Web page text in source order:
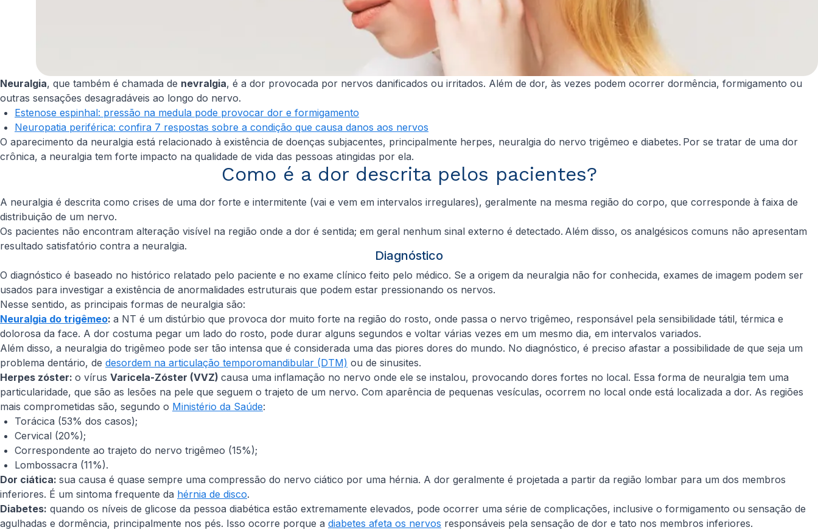
Neuralgia, que também é chamada de nevralgia, é a dor provocada por nervos danificados ou irritados. Além de dor, às vezes podem ocorrer dormência, formigamento ou
outras sensações desagradáveis ao longo do nervo.
Estenose espinhal: pressão na medula pode provocar dor e formigamento
Neuropatia periférica: confira 7 respostas sobre a condição que causa danos aos nervos
O aparecimento da neuralgia está relacionado à existência de doenças subjacentes, principalmente herpes, neuralgia do nervo trigêmeo e diabetes. Por se tratar de uma dor
crônica, a neuralgia tem forte impacto na qualidade de vida das pessoas atingidas por ela.
Como é a dor descrita pelos pacientes?
A neuralgia é descrita como crises de uma dor forte e intermitente (vai e vem em intervalos irregulares), geralmente na mesma região do corpo, que corresponde à faixa de
distribuição de um nervo.
Os pacientes não encontram alteração visível na região onde a dor é sentida; em geral nenhum sinal externo é detectado. Além disso, os analgésicos comuns não apresentam
resultado satisfatório contra a neuralgia.
Diagnóstico
O diagnóstico é baseado no histórico relatado pelo paciente e no exame clínico feito pelo médico. Se a origem da neuralgia não for conhecida, exames de imagem podem ser
usados para investigar a existência de anormalidades estruturais que podem estar pressionando os nervos.
Nesse sentido, as principais formas de neuralgia são:
Neuralgia do trigêmeo: a NT é um distúrbio que provoca dor muito forte na região do rosto, onde passa o nervo trigêmeo, responsável pela sensibilidade tátil, térmica e
dolorosa da face. A dor costuma pegar um lado do rosto, pode durar alguns segundos e voltar várias vezes em um mesmo dia, em intervalos variados.
Além disso, a neuralgia do trigêmeo pode ser tão intensa que é considerada uma das piores dores do mundo. No diagnóstico, é preciso afastar a possibilidade de que seja um
problema dentário, de desordem na articulação temporomandibular (DTM) ou de sinusites.
Herpes zóster: o vírus Varicela-Zóster (VVZ) causa uma inflamação no nervo onde ele se instalou, provocando dores fortes no local. Essa forma de neuralgia tem uma
particularidade, que são as lesões na pele que seguem o trajeto de um nervo. Com aparência de pequenas vesículas, ocorrem no local onde está localizada a dor. As regiões
mais comprometidas são, segundo o Ministério da Saúde:
Torácica (53% dos casos);
Cervical (20%);
Correspondente ao trajeto do nervo trigêmeo (15%);
Lombossacra (11%).
Dor ciática: sua causa é quase sempre uma compressão do nervo ciático por uma hérnia. A dor geralmente é projetada a partir da região lombar para um dos membros
inferiores. É um sintoma frequente da hérnia de disco.
Diabetes: quando os níveis de glicose da pessoa diabética estão extremamente elevados, pode ocorrer uma série de complicações, inclusive o formigamento ou sensação de
agulhadas e dormência, principalmente nos pés. Isso ocorre porque a diabetes afeta os nervos responsáveis pela sensação de dor e tato nos membros inferiores.